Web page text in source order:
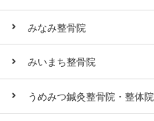
みなみ整骨院
みいまち整骨院
うめみつ鍼灸整骨院・整体院